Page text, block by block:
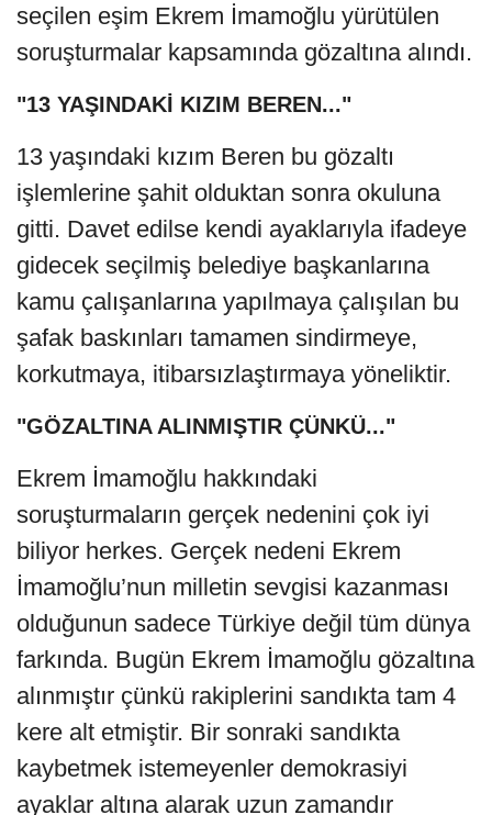
seçilen eşim Ekrem İmamoğlu yürütülen
soruşturmalar kapsamında gözaltına alındı.
"13 YAŞINDAKİ KIZIM BEREN..."
13 yaşındaki kızım Beren bu gözaltı
işlemlerine şahit olduktan sonra okuluna
gitti. Davet edilse kendi ayaklarıyla ifadeye
gidecek seçilmiş belediye başkanlarına
kamu çalışanlarına yapılmaya çalışılan bu
şafak baskınları tamamen sindirmeye,
korkutmaya, itibarsızlaştırmaya yöneliktir.
"GÖZALTINA ALINMIŞTIR ÇÜNKÜ..."
Ekrem İmamoğlu hakkındaki
soruşturmaların gerçek nedenini çok iyi
biliyor herkes. Gerçek nedeni Ekrem
İmamoğlu’nun milletin sevgisi kazanması
olduğunun sadece Türkiye değil tüm dünya
farkında. Bugün Ekrem İmamoğlu gözaltına
alınmıştır çünkü rakiplerini sandıkta tam 4
kere alt etmiştir. Bir sonraki sandıkta
kaybetmek istemeyenler demokrasiyi
ayaklar altına alarak uzun zamandır